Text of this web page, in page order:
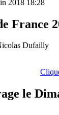
2018 18:28
France
Dufailly
le